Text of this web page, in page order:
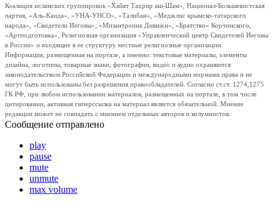
Коалиция исламских группировок «Хайят Тахрир аш-Шам», Национал-Большевистская
партия, «Аль-Каида», «УНА-УНСО», «Талибан», «Меджлис крымско-татарского
народа», «Свидетели Иеговы», «Мизантропик Дивижн», «Братство» Корчинского,
«Артподготовка», Религиозная организация «Управленческий центр Свидетелей Иеговы
в России» и входящие в ее структуру местные религиозные организации.
Информация, размещенная на портале, а именно: текстовые материалы, элементы
дизайна, логотипы, товарные знаки, фотографии, видео и аудио охраняются
законодательством Российской Федерации и международными нормами права и не
могут быть использованы без разрешения правообладателей. Согласно ст.ст. 1274,1275
ГК РФ, при любом использовании материалов, размещенных на портале, в том числе
цитировании, активная гиперссылка на материал является обязательной. Мнение
редакции может не совпадать с мнением отдельных авторов и колумнистов.
Сообщение отправлено
play
pause
mute
unmute
max volume